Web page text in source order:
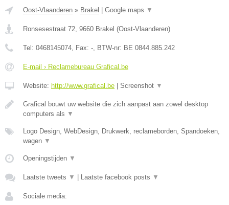
Oost-Vlaanderen » Brakel Google maps ▼
Ronsesestraat 72 9660 Brakel (Oost-Vlaanderen)
Tel: 0468145074 , Fax: - , BTW-nr: BE 0844.885.242
E-mail › Reclamebureau Grafical.be
Website: http://www.grafical.be Screenshot ▼
Grafical bouwt uw website die zich aanpast aan zowel desktop
computers als ▼
Logo Design, WebDesign, Drukwerk, reclameborden, Spandoeken,
wagen ▼
Openingstijden ▼
Laatste tweets ▼ Laatste facebook posts ▼
Sociale media: